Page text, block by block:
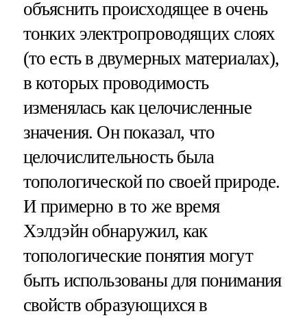
объяснить происходящее в очень
тонких электропроводящих слоях
(то есть в двумерных материалах),
в которых проводимость
изменялась как целочисленные
значения. Он показал, что
целочислительность была
топологической по своей природе.
И примерно в то же время
Хэлдэйн обнаружил, как
топологические понятия могут
быть использованы для понимания
свойств образующихся в